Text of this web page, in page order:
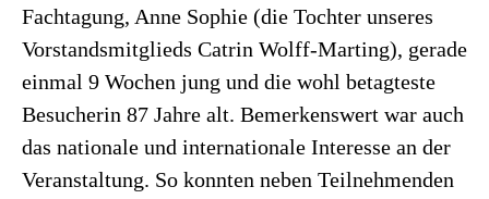
Fachtagung, Anne Sophie (die Tochter unseres
Vorstandsmitglieds Catrin Wolff-Marting), gerade
einmal 9 Wochen jung und die wohl betagteste
Besucherin 87 Jahre alt. Bemerkenswert war auch
das nationale und internationale Interesse an der
Veranstaltung. So konnten neben Teilnehmenden